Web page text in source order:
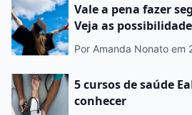
Vale a pena fazer
Veja as
Por Amanda Nonato em
5 cursos de saúde
conhecer